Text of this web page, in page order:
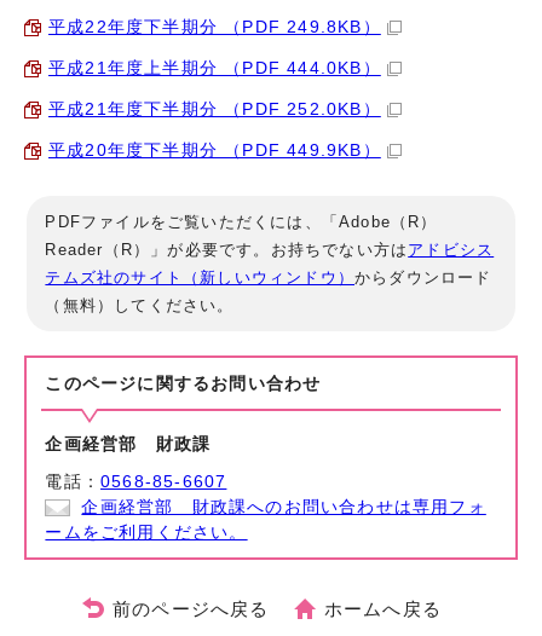
平成22年度下半期分 （PDF 249.8KB）
平成21年度上半期分 （PDF 444.0KB）
平成21年度下半期分 （PDF 252.0KB）
平成20年度下半期分 （PDF 449.9KB）
PDFファイルをご覧いただくには、「Adobe（R）
Reader（R）」が必要です。お持ちでない方は アドビシス
テムズ社のサイト（新しいウィンドウ）からダウンロード
（無料）してください。
このページに関する お問い合わせ
企画経営部 財政課
電話：0568-85-6607
企画経営部 財政課へのお問い合わせは専用フォ
ームをご利用ください。
前のページへ戻る ホームへ戻る